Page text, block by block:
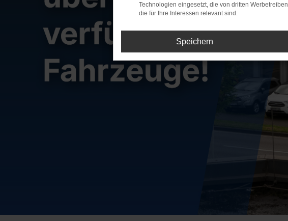
Technologien eingesetzt, die von dritten
die für Ihre Interessen relevant sind.
Speichern